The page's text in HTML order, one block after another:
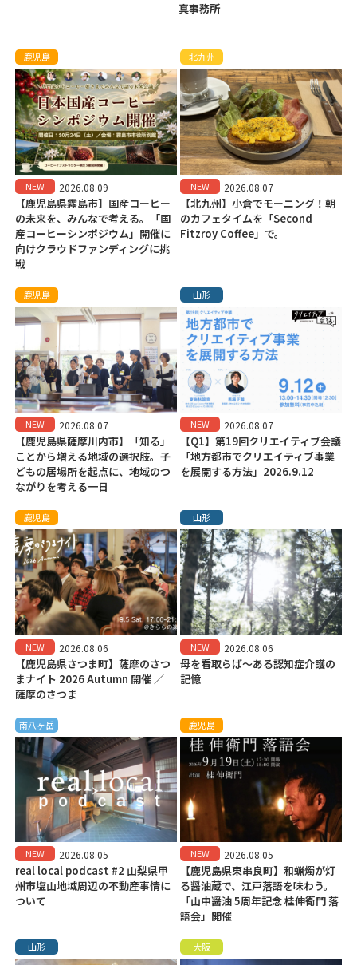
真事務所
鹿児島
NEW 2026.08.09
【鹿児島県霧島市】国産コーヒー
の未来を、みんなで考える。「国
産コーヒーシンポジウム」開催に
向けクラウドファンディングに挑
戦
北九州
NEW 2026.08.07
【北九州】小倉でモーニング！朝
のカフェタイムを「Second
Fitzroy Coffee」で。
鹿児島
NEW 2026.08.07
【鹿児島県薩摩川内市】「知る」
ことから増える地域の選択肢。子
どもの居場所を起点に、地域のつ
ながりを考える一日
山形
NEW 2026.08.07
【Q1】第19回クリエイティブ会議
「地方都市でクリエイティブ事業
を展開する方法」2026.9.12
鹿児島
NEW 2026.08.06
【鹿児島県さつま町】薩摩のさつ
まナイト 2026 Autumn 開催 ／
薩摩のさつま
山形
NEW 2026.08.06
母を看取らば～ある認知症介護の
記憶
南八ヶ岳
NEW 2026.08.05
real local podcast #2 山梨県甲
州市塩山地域周辺の不動産事情に
ついて
鹿児島
NEW 2026.08.05
【鹿児島県東串良町】和蝋燭が灯
る醤油蔵で、江戸落語を味わう。
「山中醤油 5周年記念 桂伸衛門 落
語会」開催
山形 大阪